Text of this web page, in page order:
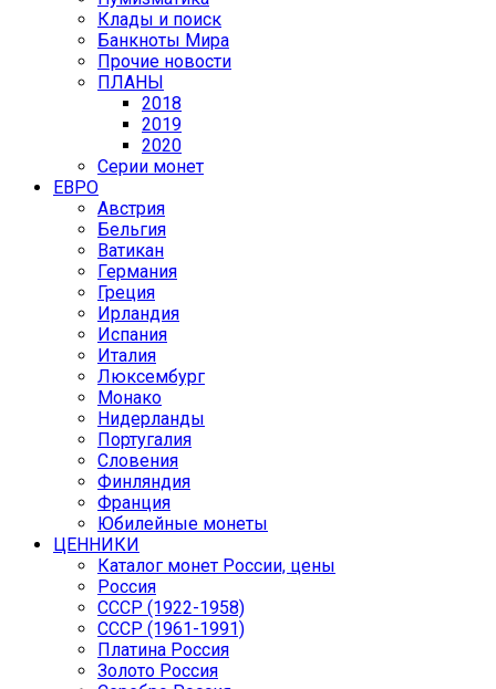
Клады и поиск
Банкноты Мира
Прочие новости
ПЛАНЫ
2018
2019
2020
Серии монет
ЕВРО
Австрия
Бельгия
Ватикан
Германия
Греция
Ирландия
Испания
Италия
Люксембург
Монако
Нидерланды
Португалия
Словения
Финляндия
Франция
Юбилейные монеты
ЦЕННИКИ
Каталог монет России, цены
Россия
СССР (1922-1958)
CCCР (1961-1991)
Платина Россия
Золото Россия